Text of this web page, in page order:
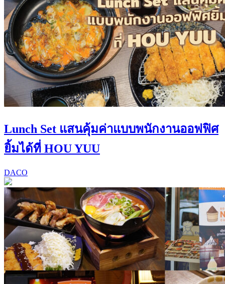
Lunch Set แสนคุ้มค่าแบบพนักงานออฟฟิศ
ยิ้มได้ที่ HOU YUU
DACO